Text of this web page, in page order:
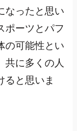
なったと思い
ポーツとパフ
の可能性とい
共に多くの人
ると思いま